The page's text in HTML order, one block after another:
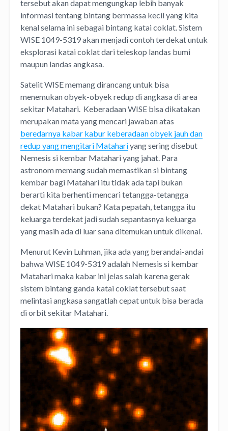
tersebut akan dapat mengungkap lebih banyak
informasi tentang bintang bermassa kecil yang kita
kenal selama ini sebagai bintang katai coklat. Sistem
WISE 1049-5319 akan menjadi contoh terdekat untuk
eksplorasi katai coklat dari teleskop landas bumi
maupun landas angkasa.
Satelit WISE memang dirancang untuk bisa
menemukan obyek-obyek redup di angkasa di area
sekitar Matahari. Keberadaan WISE bisa dikatakan
merupakan mata yang mencari jawaban atas
beredarnya kabar kabur keberadaan obyek jauh dan
redup yang mengitari Matahariyang sering disebut
Nemesis si kembar Matahari yang jahat. Para
astronom memang sudah memastikan si bintang
kembar bagi Matahari itu tidak ada tapi bukan
berarti kita berhenti mencari tetangga-tetangga
dekat Matahari bukan? Kata pepatah, tetangga itu
keluarga terdekat jadi sudah sepantasnya keluarga
yang masih ada di luar sana ditemukan untuk dikenal.
Menurut Kevin Luhman, jika ada yang berandai-andai
bahwa WISE 1049-5319 adalah Nemesis si kembar
Matahari maka kabar ini jelas salah karena gerak
sistem bintang ganda katai coklat tersebut saat
melintasi angkasa sangatlah cepat untuk bisa berada
di orbit sekitar Matahari.